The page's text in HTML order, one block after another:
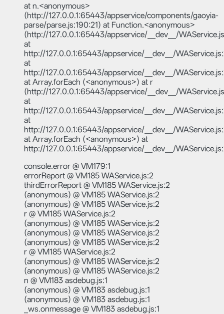
at n.<anonymous>
(http://127.0.0.1:65443/appservice/components/gaoyia-
parse/parse.js:190:21) at Function.<anonymous>
(http://127.0.0.1:65443/appservice/__dev__/
at
http://127.0.0.1:65443/appservice/__dev__/
at
http://127.0.0.1:65443/appservice/__dev__/
at Array.forEach (<anonymous>) at r
(http://127.0.0.1:65443/appservice/__dev__/
at
http://127.0.0.1:65443/appservice/__dev__/
at
http://127.0.0.1:65443/appservice/__dev__/
at Array.forEach (<anonymous>) at
http://127.0.0.1:65443/appservice/__dev__/
console.error @ VM179:1
errorReport @ VM185 WAService.js:2
thirdErrorReport @ VM185 WAService.js:2
(anonymous) @ VM185 WAService.js:2
(anonymous) @ VM185 WAService.js:2
r @ VM185 WAService.js:2
(anonymous) @ VM185 WAService.js:2
(anonymous) @ VM185 WAService.js:2
(anonymous) @ VM185 WAService.js:2
r @ VM185 WAService.js:2
(anonymous) @ VM185 WAService.js:2
(anonymous) @ VM185 WAService.js:2
n @ VM183 asdebug.js:1
(anonymous) @ VM183 asdebug.js:1
(anonymous) @ VM183 asdebug.js:1
_ws.onmessage @ VM183 asdebug.js:1